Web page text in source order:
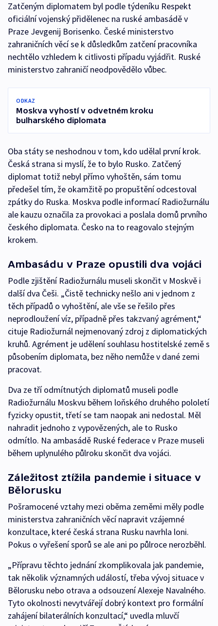
Zatčeným diplomatem byl podle týdeníku Respekt
oficiální vojenský přidělenec na ruské ambasádě v
Praze Jevgenij Borisenko. České ministerstvo
zahraničních věcí se k důsledkům zatčení pracovníka
nechtělo vzhledem k citlivosti případu vyjádřit. Ruské
ministerstvo zahraničí neodpovědělo vůbec.
ODKAZ
Moskva vyhostí v odvetném kroku
bulharského diplomata
Oba státy se neshodnou v tom, kdo udělal první krok.
Česká strana si myslí, že to bylo Rusko. Zatčený
diplomat totiž nebyl přímo vyhoštěn, sám tomu
předešel tím, že okamžitě po propuštění odcestoval
zpátky do Ruska. Moskva podle informací Radiožurnálu
ale kauzu označila za provokaci a poslala domů prvního
českého diplomata. Česko na to reagovalo stejným
krokem.
Ambasádu v Praze opustili dva vojáci
Podle zjištění Radiožurnálu museli skončit v Moskvě i
další dva Češi. „Čistě technicky nešlo ani v jednom z
těch případů o vyhoštění, ale vše se řešilo přes
neprodloužení víz, případně přes takzvaný agrément,“
cituje Radiožurnál nejmenovaný zdroj z diplomatických
kruhů. Agrément je udělení souhlasu hostitelské země s
působením diplomata, bez něho nemůže v dané zemi
pracovat.
Dva ze tří odmítnutých diplomatů museli podle
Radiožurnálu Moskvu během loňského druhého pololetí
fyzicky opustit, třetí se tam naopak ani nedostal. Měl
nahradit jednoho z vypovězených, ale to Rusko
odmítlo. Na ambasádě Ruské federace v Praze museli
během uplynulého půlroku skončit dva vojáci.
Záležitost ztížila pandemie i situace v
Bělorusku
Pošramocené vztahy mezi oběma zeměmi měly podle
ministerstva zahraničních věcí napravit vzájemné
konzultace, které česká strana Rusku navrhla loni.
Pokus o vyřešení sporů se ale ani po půlroce nerozběhl.
„Přípravu těchto jednání zkomplikovala jak pandemie,
tak několik významných událostí, třeba vývoj situace v
Bělorusku nebo otrava a odsouzení Alexeje Navalného.
Tyto okolnosti nevytvářejí dobrý kontext pro formální
zahájení bilaterálních konzultací,“ uvedla mluvčí